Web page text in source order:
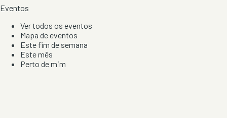
Eventos
Ver todos os eventos
Mapa de eventos
Este fim de semana
Este mês
Perto de mim